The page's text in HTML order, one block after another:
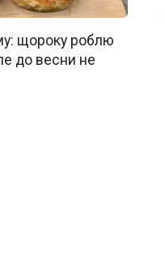
щороку роблю
до весни не